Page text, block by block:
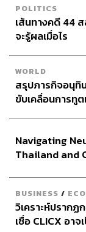
เริ่มตั้งแต่ตอนเด็
และคุยกับใครไม่
ไม่สนว่าคนอื่นจ
นอนบนรถตู้ในลา
ใช้ชีวิตบนรถบ้า
30 บาท เพื่อให้ตั
POLITICS
เส้นทางคดี 44
จะรู้ผลเมื่อไร
WORLD
สรุปภารกิจอนุทิ
ขับเคลื่อนการทู
Navigating
Thailand and
BUSINESS /
วิเคราะห์ปราก
เชื่อ CLICX อา